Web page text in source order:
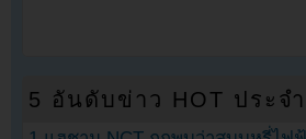
5 อันดับข่าว HOT ประจ